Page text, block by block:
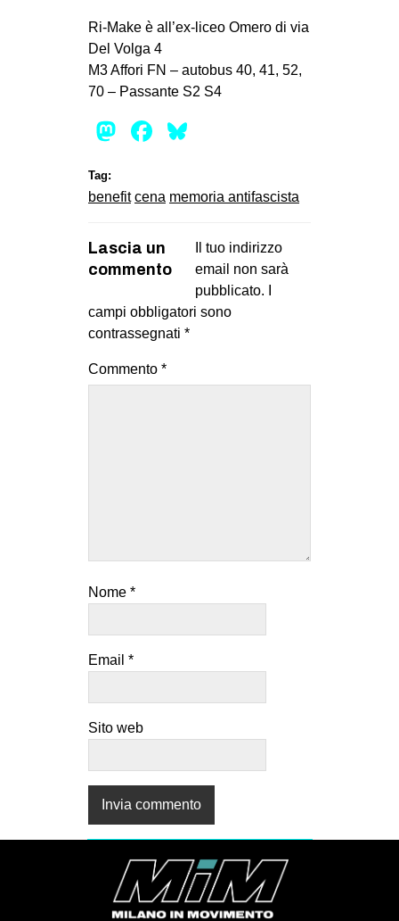
Ri-Make è all’ex-liceo Omero di via
Del Volga 4
M3 Affori FN – autobus 40, 41, 52,
70 – Passante S2 S4
Mastodon
Facebook
Tag:
benefit cena memoria antifascista
Lascia un
commento
Il tuo indirizzo
email non sarà
pubblicato.
campi obbligatori sono
contrassegnati *
Commento *
Nome *
Email *
Sito web